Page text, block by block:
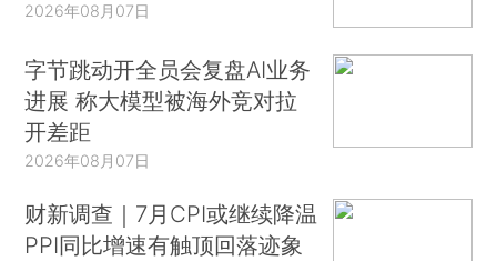
2026年08月07日
字节跳动开全员会复盘AI业务
进展 称大模型被海外竞对拉
开差距
2026年08月07日
财新调查｜7月CPI或继续降温
PPI同比增速有触顶回落迹象